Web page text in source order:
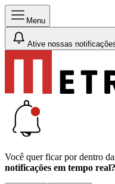
Menu
Ative nossas
Você quer ficar por dentro
notificações em tempo real?